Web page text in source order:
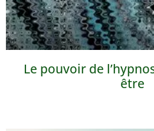
Le pouvoir de
être